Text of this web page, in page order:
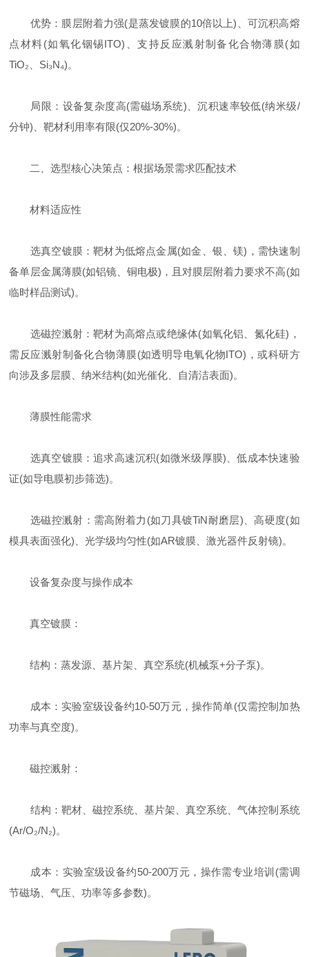
优势：膜层附着力强(是蒸发镀膜的10倍以上)、可沉积高熔
点材料(如氧化铟锡ITO)、支持反应溅射制备化合物薄膜(如
TiO₂、Si₃N₄)。
局限：设备复杂度高(需磁场系统)、沉积速率较低(纳米级/
分钟)、靶材利用率有限(仅20%-30%)。
二、选型核心决策点：根据场景需求匹配技术
材料适应性
选真空镀膜：靶材为低熔点金属(如金、银、镁)，需快速制
备单层金属薄膜(如铝镜、铜电极)，且对膜层附着力要求不高(如
临时样品测试)。
选磁控溅射：靶材为高熔点或绝缘体(如氧化铝、氮化硅)，
需反应溅射制备化合物薄膜(如透明导电氧化物ITO)，或科研方
向涉及多层膜、纳米结构(如光催化、自清洁表面)。
薄膜性能需求
选真空镀膜：追求高速沉积(如微米级厚膜)、低成本快速验
证(如导电膜初步筛选)。
选磁控溅射：需高附着力(如刀具镀TiN耐磨层)、高硬度(如
模具表面强化)、光学级均匀性(如AR镀膜、激光器件反射镜)。
设备复杂度与操作成本
真空镀膜：
结构：蒸发源、基片架、真空系统(机械泵+分子泵)。
成本：实验室级设备约10-50万元，操作简单(仅需控制加热
功率与真空度)。
磁控溅射：
结构：靶材、磁控系统、基片架、真空系统、气体控制系统
(Ar/O₂/N₂)。
成本：实验室级设备约50-200万元，操作需专业培训(需调
节磁场、气压、功率等多参数)。